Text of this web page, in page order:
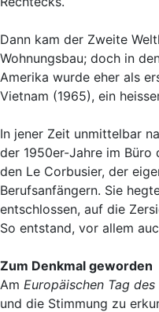
Dann kam der Zweite
Wohnungsbau; doch in
Amerika wurde eher als
Vietnam (1965), ein
In jener Zeit unmittelbar
der 1950er-Jahre im Büro
den Le Corbusier, der
Berufsanfängern. Sie
entschlossen, auf die
So entstand, vor allem
Zum Denkmal geworden
Am Europäischen Tag
und die Stimmung zu